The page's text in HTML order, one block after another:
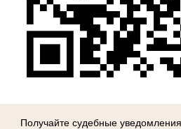
Получайте судебные